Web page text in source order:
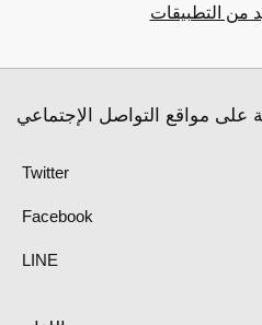
من التطبيقات
على مواقع التواصل الإجتماعي
Twitter
Facebook
LINE